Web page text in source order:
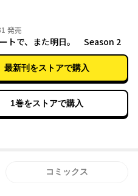
。
2025年03月31日
発売
トで、また明日。 Season 2
最新刊をストアで購入
1巻をストアで購入
コミックス